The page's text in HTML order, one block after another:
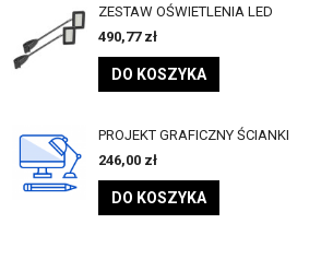
ZESTAW OŚWIETLENIA LED
490,77 zł
DO KOSZYKA
PROJEKT GRAFICZNY ŚCIANKI
246,00 zł
DO KOSZYKA